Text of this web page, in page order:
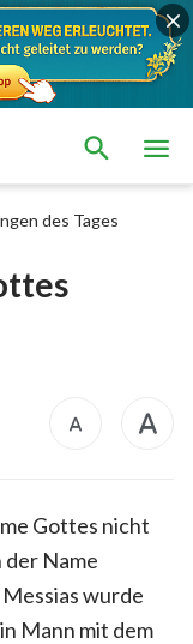
des Tages
Gottes nicht
Name
wurde
Mann mit dem